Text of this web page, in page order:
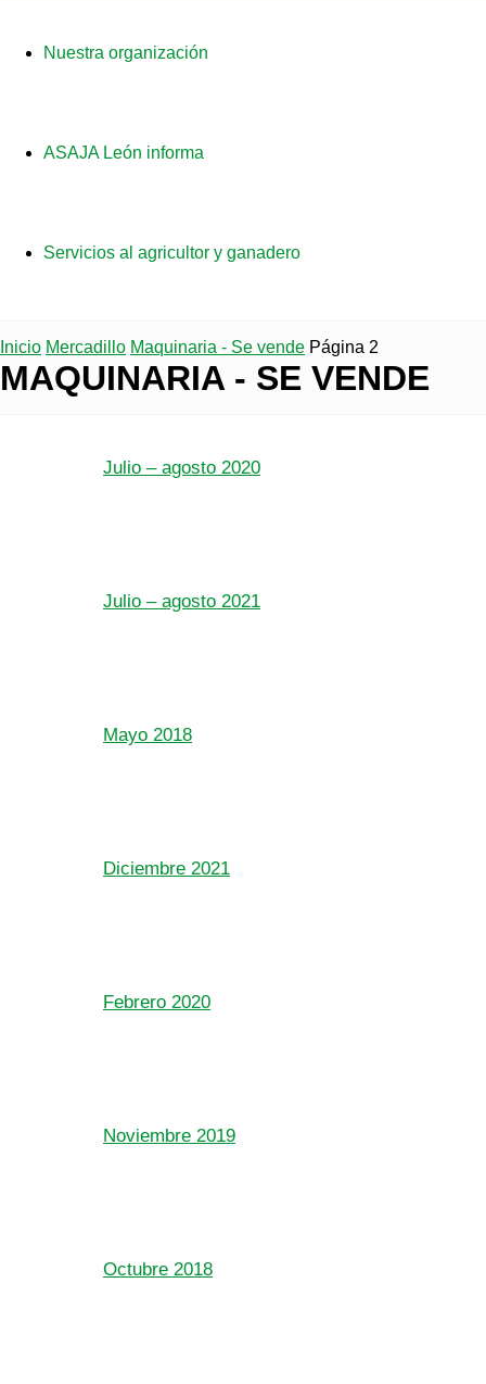
Nuestra organización
ASAJA León informa
Servicios al agricultor y ganadero
Inicio Mercadillo Maquinaria - Se vende Página 2
MAQUINARIA - SE VENDE
Julio – agosto 2020
Julio – agosto 2021
Mayo 2018
Diciembre 2021
Febrero 2020
Noviembre 2019
Octubre 2018